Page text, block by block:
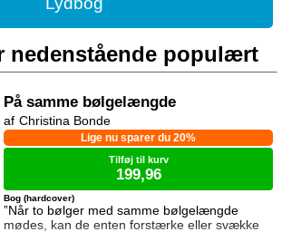
nedenstående populært
På samme bølgelængde
”Når to bølger med samme bølgelængde
mødes, kan de enten forstærke eller svække
Bog (hardcover)
Lige nu sparer du 20%
Christina Bonde
Tilføj til kurv
199,96